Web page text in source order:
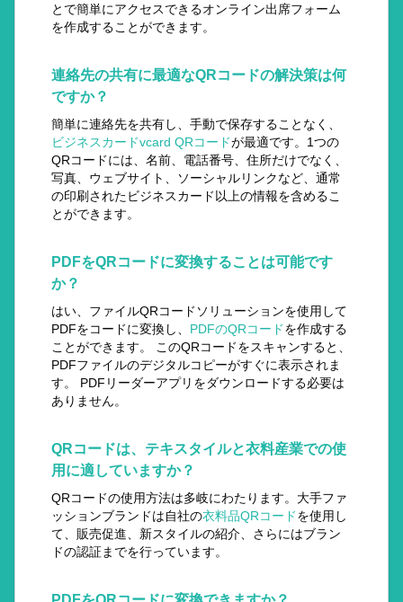
とで簡単にアクセスできるオンライン出席フォーム
を作成することができます。
連絡先の共有に最適なQRコードの解決策は何
ですか？
簡単に連絡先を共有し、手動で保存することなく、
ビジネスカードvcard QRコードが最適です。1つの
QRコードには、名前、電話番号、住所だけでなく、
写真、ウェブサイト、ソーシャルリンクなど、通常
の印刷されたビジネスカード以上の情報を含めるこ
とができます。
PDFをQRコードに変換することは可能です
か？
はい、ファイルQRコードソリューションを使用して
PDFをコードに変換し、 PDFのQRコードを作成する
ことができます。 このQRコードをスキャンすると、
PDFファイルのデジタルコピーがすぐに表示されま
す。 PDFリーダーアプリをダウンロードする必要は
ありません。
QRコードは、テキスタイルと衣料産業での使
用に適していますか？
QRコードの使用方法は多岐にわたります。大手ファ
ッションブランドは自社の衣料品QRコードを使用し
て、販売促進、新スタイルの紹介、さらにはブラン
ドの認証までを行っています。